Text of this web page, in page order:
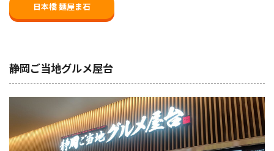
日本橋 麺屋ま石
静岡ご当地グルメ屋台